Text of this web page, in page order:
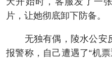
片，让她彻底卸下防备。
无独有偶，陵水公安
报警称，自己遭遇了“机